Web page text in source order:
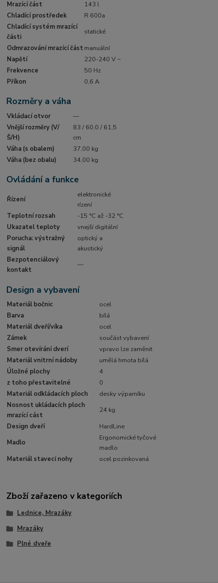
Mrazící část
143 l
Chladící prostředek
R 600a
Chladící systém mrazící
části
statické
Odmrazování mrazící část manuální
Napětí
220-240 V ~
Frekvence
50 Hz
Příkon
0,6 A
Rozměry a váha
Vkládací otvor
—
Vnější rozměry (V/
Š/H)
83 / 60,0 / 61,5
cm
Váha (s obalem)
37,00 kg
Váha (bez obalu)
34,00 kg
Ovládání a funkce
Řízení
elektronické
rízení
Teplotní rozsah
-15 °C až -32 °C
Ukazatel teploty
vnejší digitální
Porucha: výstražný
signál
optický a
akustický
Bezpotenciálový
kontakt
—
Design a vybavení
Materiál bočnic
ocel
Barva
bílá
Materiál dveří/víka
ocel
Zámek
součást vybavení
Smer otevírání dverí
vpravo lze zaměnit
Materiál vnitrní nádoby
umělá hmota bílá
Úložné plochy
4
z toho přestavitelné
0
Materiál odkládacích ploch
desky výparníku
Nosnost ukládacích ploch
mrazící cást
24 kg
Design dveří
HardLine
Madlo
Ergonomické tyčové
madlo
Materiál stavecí nohy
ocel pozinkovaná
Zboží zařazeno v kategoriích
Lednice, Mrazáky
Mrazáky
Plné dveře